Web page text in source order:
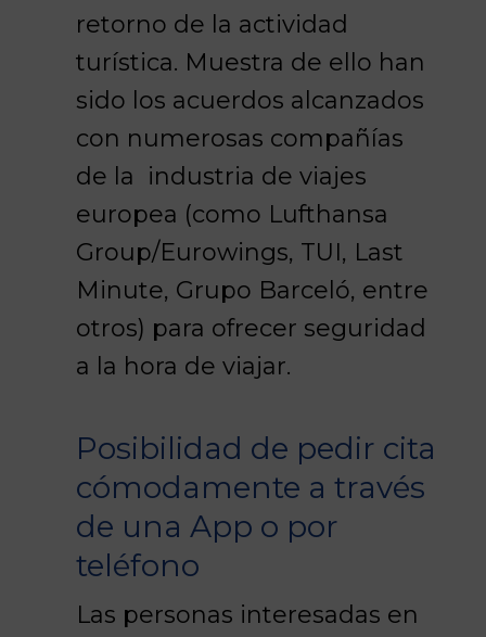
retorno de la actividad
turística. Muestra de ello han
sido los acuerdos alcanzados
con numerosas compañías
de la industria de viajes
europea (como Lufthansa
Group/Eurowings, TUI, Last
Minute, Grupo Barceló, entre
otros) para ofrecer seguridad
a la hora de viajar.
Posibilidad de pedir cita
cómodamente a través
de una App o por
teléfono
Las personas interesadas en